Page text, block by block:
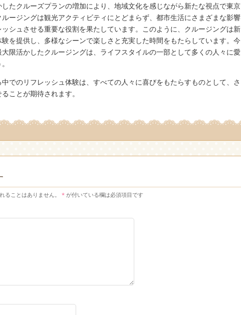
たクルーズプランの増加により、地域文化を感じながら新たな視点で東京
ージングは観光アクティビティにとどまらず、都市生活にさまざまな影響
シュさせる重要な役割を果たしています。このように、クルージングは新
を提供し、多様なシーンで楽しさと充実した時間をもたらしています。今
限活かしたクルージングは、ライフスタイルの一部として多くの人々に愛
でのリフレッシュ体験は、すべての人々に喜びをもたらすものとして、さ
ことが期待されます。
ることはありません。 * が付いている欄は必須項目です